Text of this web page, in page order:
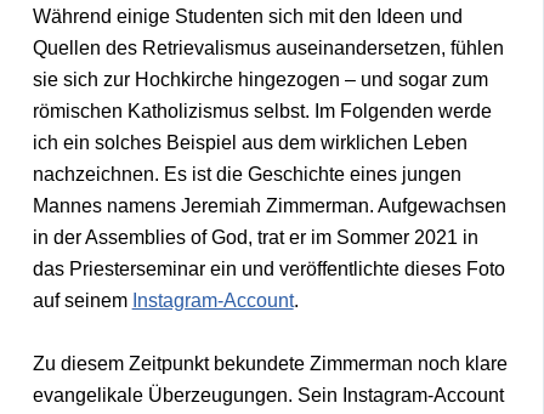
Während einige Studenten sich mit den Ideen und
Quellen des Retrievalismus auseinandersetzen, fühlen
sie sich zur Hochkirche hingezogen – und sogar zum
römischen Katholizismus selbst. Im Folgenden werde
ich ein solches Beispiel aus dem wirklichen Leben
nachzeichnen. Es ist die Geschichte eines jungen
Mannes namens Jeremiah Zimmerman. Aufgewachsen
in der Assemblies of God, trat er im Sommer 2021 in
das Priesterseminar ein und veröffentlichte dieses Foto
auf seinem Instagram-Account.
Zu diesem Zeitpunkt bekundete Zimmerman noch klare
evangelikale Überzeugungen. Sein Instagram-Account